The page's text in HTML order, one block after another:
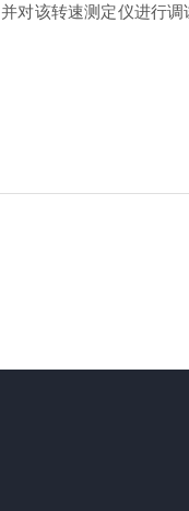
对该转速测定仪进行